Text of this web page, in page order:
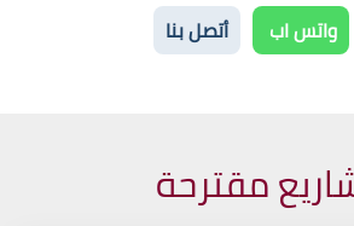
واتس اب أتصل بنا
مقترحة